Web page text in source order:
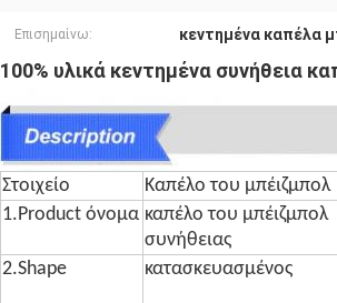
Επισημαίνω: κεντημένα καπέλα
100% υλικά κεντημένα συνήθεια
Στοιχείο Καπέλο του μπέιζμπολ
1.Product όνομα καπέλο του μπέιζμπολ
συνήθειας
2.Shape
κατασκευασμένος